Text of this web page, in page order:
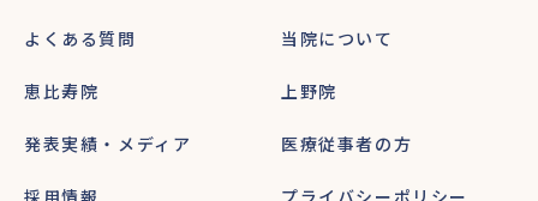
よくある質問 当院について
恵比寿院 上野院
発表実績・メディア 医療従事者の方
採用情報 プライバシーポリシー